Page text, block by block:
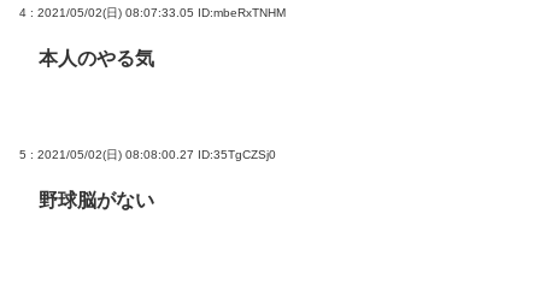
4 : 2021/05/02(日) 08:07:33.05 ID:mbeRxTNHM
本人のやる気
5 : 2021/05/02(日) 08:08:00.27 ID:35TgCZSj0
野球脳がない